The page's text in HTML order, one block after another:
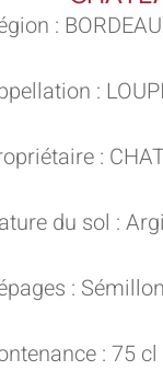
:
:
:
du sol :
:
: 75 cl